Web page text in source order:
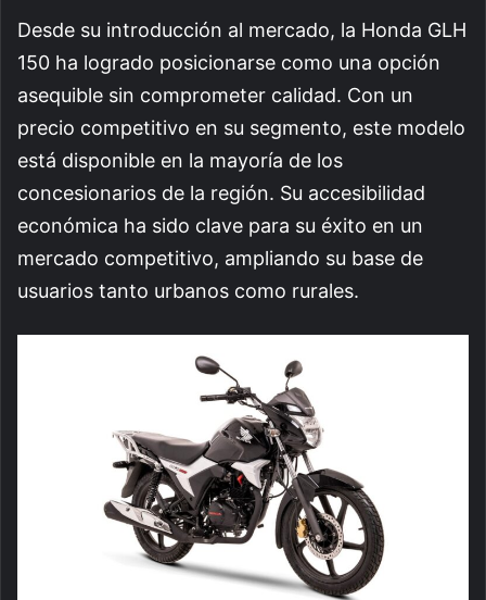
Desde su introducción al mercado, la Honda GLH
150 ha logrado posicionarse como una opción
asequible sin comprometer calidad. Con un
precio competitivo en su segmento, este modelo
está disponible en la mayoría de los
concesionarios de la región. Su accesibilidad
económica ha sido clave para su éxito en un
mercado competitivo, ampliando su base de
usuarios tanto urbanos como rurales.